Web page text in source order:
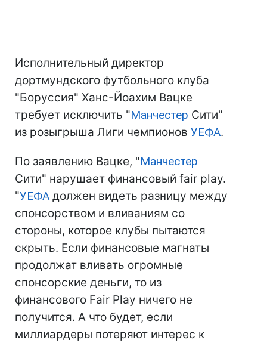
Исполнительный директор
дортмундского футбольного клуба
"Боруссия" Ханс-Йоахим Вацке
требует исключить "Манчестер Сити"
из розыгрыша Лиги чемпионов УЕФА.
По заявлению Вацке, "Манчестер
Сити" нарушает финансовый fair play.
"УЕФА должен видеть разницу между
спонсорством и вливаниям со
стороны, которое клубы пытаются
скрыть. Если финансовые магнаты
продолжат вливать огромные
спонсорские деньги, то из
финансового Fair Play ничего не
получится. А что будет, если
миллиардеры потеряют интерес к